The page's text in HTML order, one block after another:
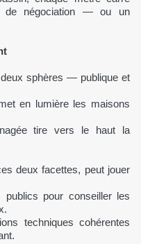
de négociation — ou un
sphères — publique et
en lumière les maisons
tire vers le haut la
deux facettes, peut jouer
publics pour conseiller les
techniques cohérentes